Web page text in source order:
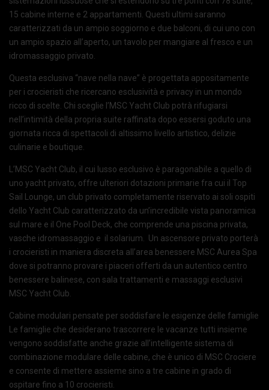
15 cabine interne e 2 appartamenti. Questi ultimi saranno
caratterizzati da un ampio soggiorno e due balconi, di cui uno con
un ampio spazio all’aperto, un tavolo per mangiare al fresco e un
idromassaggio privato.
Questa esclusiva “nave nella nave” è progettata appositamente
per i crocieristi che ricercano esclusività e privacy in un mondo
ricco di scelte. Chi sceglie l’MSC Yacht Club potrà rifugiarsi
nell’intimità della propria suite raffinata dopo essersi goduto una
giornata ricca di spettacoli di altissimo livello artistico, delizie
culinarie e boutique.
L’MSC Yacht Club, il cui lusso esclusivo è paragonabile a quello di
uno yacht privato, offre ulteriori dotazioni primarie fra cui il Top
Sail Lounge, un club privato completamente riservato ai soli ospiti
dello Yacht Club caratterizzato da un’incredibile vista panoramica
sul mare e il One Pool Deck, che comprende una piscina privata,
vasche idromassaggio e il solarium. Un ascensore privato porterà
i crocieristi in maniera discreta all’area benessere MSC Aurea Spa
dove si potranno provare i piaceri offerti da un autentico centro
benessere balinese, con sala trattamenti e massaggi esclusivi
MSC Yacht Club.
Cabine modulari pensate per soddisfare le esigenze delle famiglie
Le famiglie che desiderano trascorrere le vacanze tutti insieme
vengono soddisfatte anche grazie all’intelligente sistema di
combinazione modulare delle cabine, che è unico di MSC Crociere
e consente di mettere assieme sino a tre cabine in grado di
ospitare fino a 10 crocieristi.